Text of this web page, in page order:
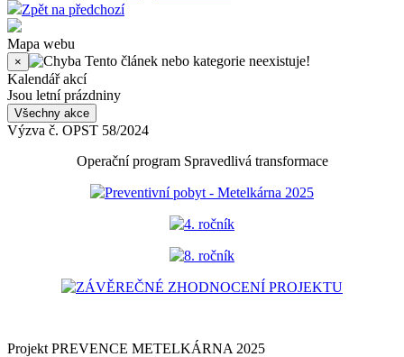
Zpět na předchozí
Mapa webu
×
Tento článek nebo kategorie neexistuje!
Kalendář akcí
Jsou letní prázdniny
Všechny akce
Výzva č. OPST 58/2024
Operační program Spravedlivá transformace
Preventivní pobyt - Metelkárna 2025
4. ročník
8. ročník
ZÁVĚREČNÉ ZHODNOCENÍ PROJEKTU
Projekt PREVENCE METELKÁRNA 2025